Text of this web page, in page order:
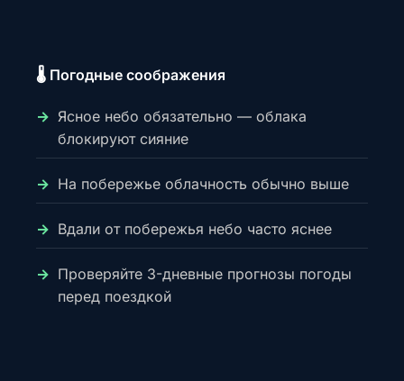
🌡️ Погодные соображения
Ясное небо обязательно — облака
блокируют сияние
На побережье облачность обычно выше
Вдали от побережья небо часто яснее
Проверяйте 3-дневные прогнозы погоды
перед поездкой